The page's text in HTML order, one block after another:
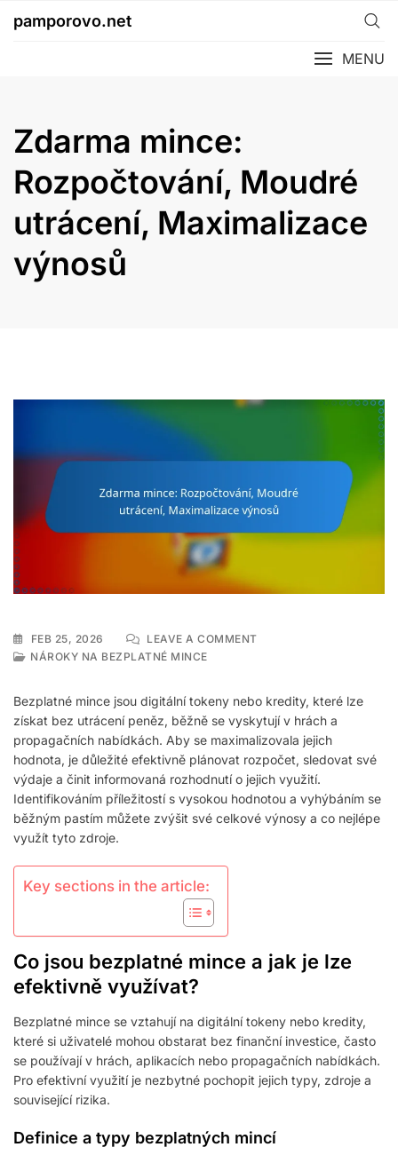
pamporovo.net
MENU
Zdarma mince:
Rozpočtování, Moudré
utrácení, Maximalizace
výnosů
FEB 25, 2026 LEAVE A COMMENTON
MOUDRÉ
UTRÁCENÍ,
MAXIMALIZACE
VÝNOSŮ
NÁROKY NA BEZPLATNÉ MINCE
Bezplatné mince jsou digitální tokeny nebo kredity, které lze
získat bez utrácení peněz, běžně se vyskytují v hrách a
propagačních nabídkách. Aby se maximalizovala jejich
hodnota, je důležité efektivně plánovat rozpočet, sledovat své
výdaje a činit informovaná rozhodnutí o jejich využití.
Identifikováním příležitostí s vysokou hodnotou a vyhýbáním se
běžným pastím můžete zvýšit své celkové výnosy a co nejlépe
využít tyto zdroje.
Key sections in the article:
Co jsou bezplatné mince a jak je lze
efektivně využívat?
Bezplatné mince se vztahují na digitální tokeny nebo kredity,
které si uživatelé mohou obstarat bez finanční investice, často
se používají v hrách, aplikacích nebo propagačních nabídkách.
Pro efektivní využití je nezbytné pochopit jejich typy, zdroje a
související rizika.
Definice a typy bezplatných mincí